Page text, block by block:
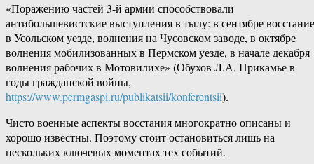
«Поражению частей 3-й армии способствовали
антибольшевистские выступления в тылу: в сентябре восстание
в Усольском уезде, волнения на Чусовском заводе, в октябре
волнения мобилизованных в Пермском уезде, в начале декабря
волнения рабочих в Мотовилихе» (Обухов Л.А. Прикамье в
годы гражданской войны,
https://www.permgaspi.ru/publikatsii/konferentsii).
Чисто военные аспекты восстания многократно описаны и
хорошо известны. Поэтому стоит остановиться лишь на
нескольких ключевых моментах тех событий.